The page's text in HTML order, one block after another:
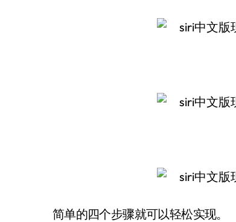
简单的四个步骤就可以轻松实现。